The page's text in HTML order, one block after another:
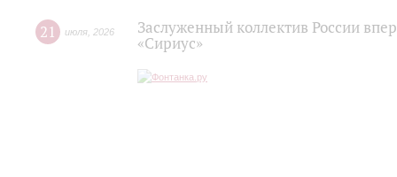
21 июля 2026
Заслуженный коллектив России
«Сириус»